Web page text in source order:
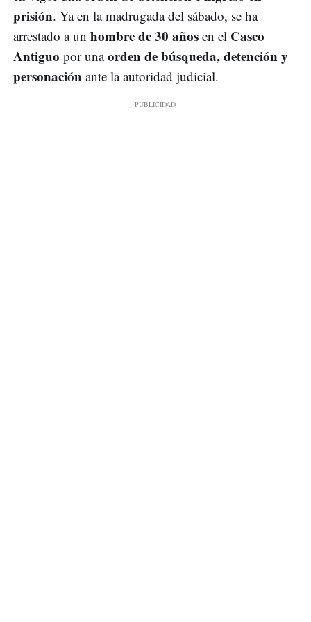
prisión. Ya en la madrugada del sábado, se ha
arrestado a un hombre de 30 años en el Casco
Antiguo por unaorden de búsqueda, detención y
personación ante la autoridad judicial.